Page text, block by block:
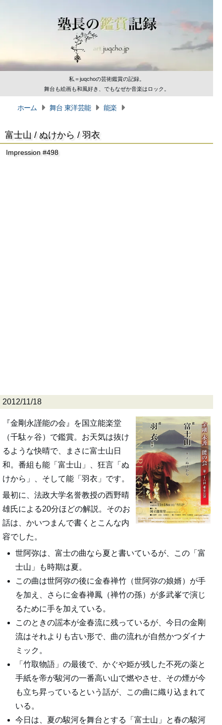
私＝juqchoの芸術鑑賞の記録。
舞台も絵画も和風好き、でもなぜか音楽はロック。
ホーム 舞台 東洋芸能 能楽
富士山 / ぬけから / 羽衣
Impression #498
2012/11/18
『金剛永謹能の会』を国立能楽堂
（千駄ヶ谷）で鑑賞。お天気は抜け
るような快晴で、まさに富士山日
和。番組も能「富士山」、狂言「ぬ
けから」、そして能「羽衣」です。
最初に、法政大学名誉教授の西野晴
雄氏による20分ほどの解説。そのお
話は、かいつまんで書くとこんな内
容でした。
世阿弥は、富士の曲なら夏と書いているが、この「富
士山」も時期は夏。
この曲は世阿弥の後に金春禅竹（世阿弥の娘婿）が手
を加え、さらに金春禅鳳（禅竹の孫）が多武峯で演じ
るために手を加えている。
このときの謡本が金春流に残っているが、今日の金剛
流はそれよりも古い形で、曲の流れが自然かつダイナ
ミック。
「竹取物語」の最後で、かぐや姫が残した不死の薬と
手紙を帝が駿河の一番高い山で燃やさせ、その煙が今
も立ち昇っているという話が、この曲に織り込まれて
いる。
今日は、夏の駿河を舞台とする「富士山」と春の駿河